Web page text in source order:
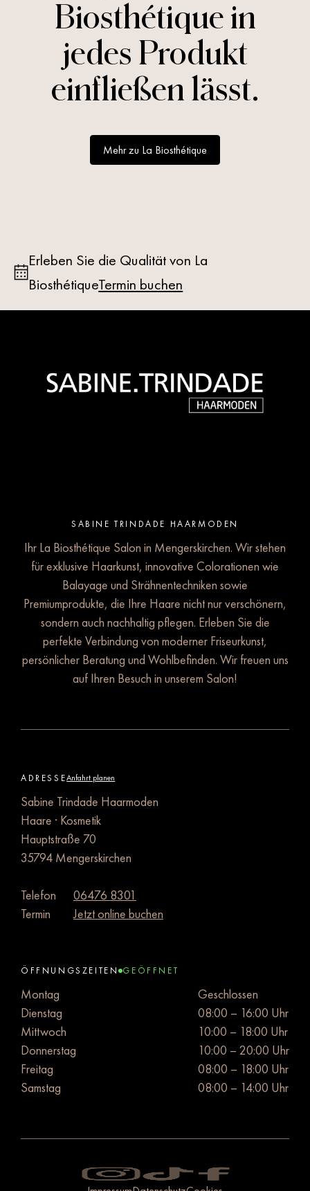
Biosthétique in
jedes Produkt
einfließen lässt.
Mehr zu La Biosthétique
Erleben Sie die Qualität von La
BiosthétiqueTermin buchen
SABINE TRINDADE HAARMODEN
Ihr La Biosthétique Salon in Mengerskirchen. Wir stehen
für exklusive Haarkunst, innovative Colorationen wie
Balayage und Strähnentechniken sowie
Premiumprodukte, die Ihre Haare nicht nur verschönern,
sondern auch nachhaltig pflegen. Erleben Sie die
perfekte Verbindung von moderner Friseurkunst,
persönlicher Beratung und Wohlbefinden. Wir freuen uns
auf Ihren Besuch in unserem Salon!
ADRESSEAnfahrt planen
Sabine Trindade Haarmoden
Haare · Kosmetik
Hauptstraße 70
35794 Mengerskirchen
Telefon
06476 8301
Termin
Jetzt online buchen
ÖFFNUNGSZEITEN GEÖFFNET
Montag
Geschlossen
Dienstag
08:00 – 16:00 Uhr
Mittwoch
10:00 – 18:00 Uhr
Donnerstag
10:00 – 20:00 Uhr
Freitag
08:00 – 18:00 Uhr
Samstag
08:00 – 14:00 Uhr